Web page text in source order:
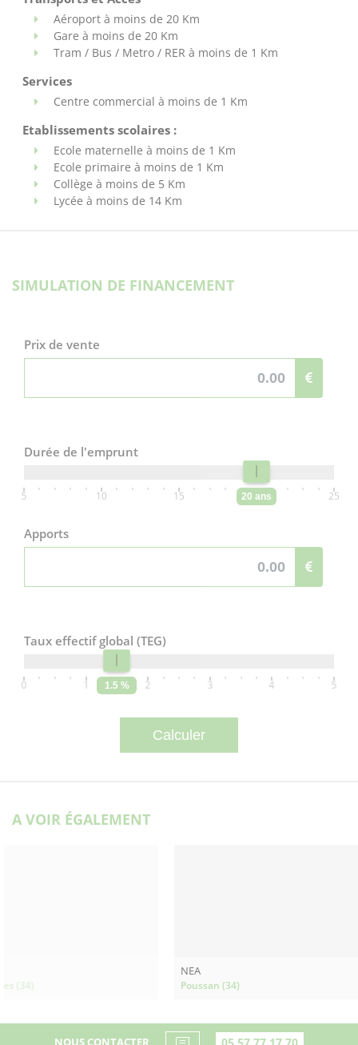
Aéroport à moins de 20 Km
Gare à moins de 20 Km
Tram / Bus / Metro / RER à moins de 1 Km
Services
Centre commercial à moins de 1 Km
Etablissements scolaires :
Ecole maternelle à moins de 1 Km
Ecole primaire à moins de 1 Km
Collège à moins de 5 Km
Lycée à moins de 14 Km
SIMULATION DE FINANCEMENT
Prix de vente
Durée de l'emprunt
20 ans
5 10 15 20 25
Apports
Taux effectif global (TEG)
1.5 %
0 1 2 3 4 5
A VOIR ÉGALEMENT
(34)
NEA
Poussan (34)
NOUS CONTACTER